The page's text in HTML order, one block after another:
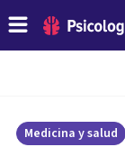
Medicina y salud